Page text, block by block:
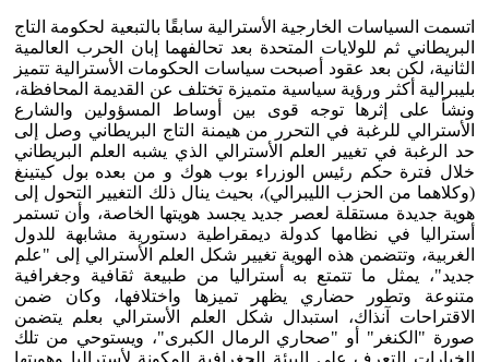
اتسمت السياسات الخارجية الأسترالية سابقًا بالتبعية لحكومة التاج
البريطاني ثم للولايات المتحدة بعد تحالفهما إبان الحرب العالمية
الثانية، لكن بعد عقود أصبحت سياسات الحكومات الأسترالية تتميز
بليبرالية أكثر ورؤية سياسية متميزة تختلف عن القديمة المحافظة،
ونشأ على إثرها توجه قوى بين أوساط المسؤولين والشارع
الأسترالي للرغبة في التحرر من هيمنة التاج البريطاني وصل إلى
حد الرغبة في تغيير العلم الأسترالي الذي يشبه العلم البريطاني
خلال فترة حكم رئيس الوزراء بوب هوك و من بعده بول كيتينغ
(وكلاهما من الحزب الليبرالي)، بحيث ينال ذلك التغيير التحول إلى
هوية جديدة مستقلة لعصر جديد يجسد هويتها الخاصة، وأن تستمر
أستراليا في نظامها كدولة ديمقراطية دستورية مشابهة للدول
الغربية، وتتضمن هذه الهوية تغيير شكل العلم الأسترالي إلى "علم
جديد"، يمثل ما تتمتع به أستراليا من طبيعة ثقافية وجغرافية
متنوعة وتطور حضاري يظهر تميزها واختلافها، وكان ضمن
الاقتراحات آنذاك، استبدال شكل العلم الأسترالي بعلم يتضمن
صورة "الكنغر" أو "صحاري الرمال الكبرى"، ويستوحي من تلك